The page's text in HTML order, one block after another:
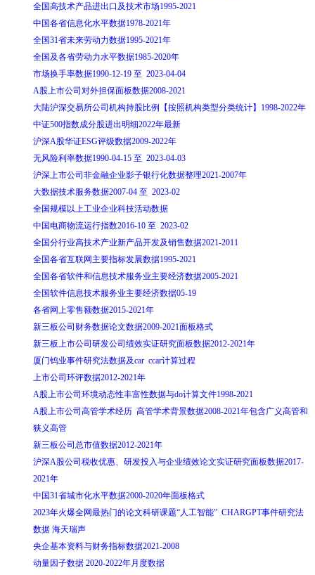
全国高技术产品进出口及技术市场1995-2021
中国各省信息化水平数据1978-2021年
全国31省未来劳动力数据1995-2021年
全国及各省劳动力水平数据1985-2020年
市场换手率数据1990-12-19 至 2023-04-04
A股上市公司对外担保面板数据2008-2021
大陆沪深交易所公司机构持股比例【按照机构类型分类统计】1998-2022年
中证500指数成分股进出明细2022年最新
沪深A股华证ESG评级数据2009-2022年
无风险利率数据1990-04-15 至 2023-04-03
沪深上市公司非金融企业影子银行化数据整理2021-2007年
大数据技术服务数据2007-04 至 2023-02
全国规模以上工业企业科技活动数据
中国电商物流运行指数2016-10 至 2023-02
全国分行业高技术产业新产品开发及销售数据2021-2011
全国各省互联网主要指标发展数据1995-2021
全国各省软件和信息技术服务业主要经济数据2005-2021
全国软件信息技术服务业主要经济数据05-19
各省网上零售额数据2015-2021年
新三板公司财务数据论文数据2009-2021面板格式
新三板上市公司研发公司绩效实证研究面板数据2012-2021年
厦门钨业事件研究法数据及car ccar计算过程
上市公司环评数据2012-2021年
A股上市公司环境动态性丰富性数据与do计算文件1998-2021
A股上市公司高管学术经历 高管学术背景数据2008-2021年包含广义高管和
狭义高管
新三板公司总市值数据2012-2021年
沪深A股公司税收优惠、研发投入与企业绩效论文实证研究面板数据2017-
2021年
中国31省城市化水平数据2000-2020年面板格式
2023年火爆全网最热门的论文科研课题“人工智能” CHARGPT事件研究法
数据 海天瑞声
央企基本资料与财务指标数据2021-2008
动量因子数据 2020-2022年月度数据